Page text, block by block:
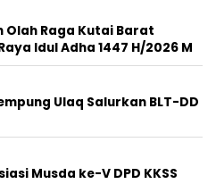
Olah Raga Kutai Barat
Idul Adha 1447 H/2026 M
Ulaq Salurkan BLT-DD
Musda ke-V DPD KKSS